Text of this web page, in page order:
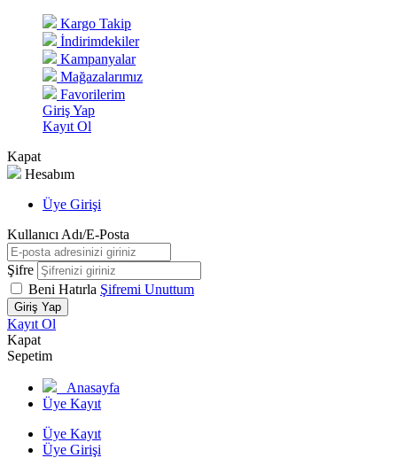
Kargo Takip
İndirimdekiler
Kampanyalar
Mağazalarımız
Favorilerim
Giriş Yap
Kayıt Ol
Kapat
Hesabım
Üye Girişi
Kullanıcı Adı/E-Posta
Şifre
Beni Hatırla Şifremi Unuttum
Giriş Yap
Kayıt Ol
Kapat
Sepetim
Anasayfa
Üye Kayıt
Üye Kayıt
Üye Girişi